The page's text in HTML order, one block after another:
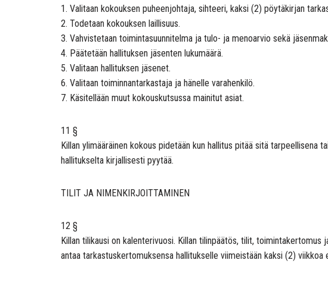
1. Valitaan kokouksen puheenjohtaja, sihteeri, kaksi (2) pöytäkirjan
2. Todetaan kokouksen laillisuus.
3. Vahvistetaan toimintasuunnitelma ja tulo- ja menoarvio sekä
4. Päätetään hallituksen jäsenten lukumäärä.
5. Valitaan hallituksen jäsenet.
6. Valitaan toiminnantarkastaja ja hänelle varahenkilö.
7. Käsitellään muut kokouskutsussa mainitut asiat.
11 §
Killan ylimääräinen kokous pidetään kun hallitus pitää sitä
hallitukselta kirjallisesti pyytää.
TILIT JA NIMENKIRJOITTAMINEN
12 §
Killan tilikausi on kalenterivuosi. Killan tilinpäätös, tilit,
antaa tarkastuskertomuksensa hallitukselle viimeistään kaksi (2) viikkoa